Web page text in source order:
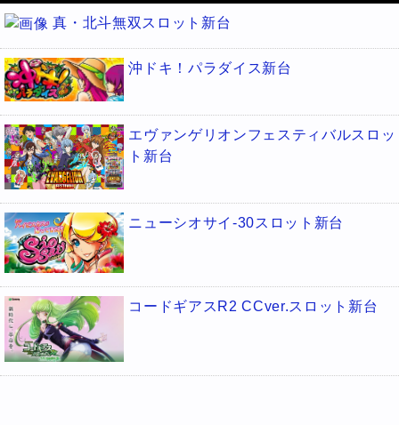
真・北斗無双スロット新台
沖ドキ！パラダイス新台
エヴァンゲリオンフェスティバルスロッ
ト新台
ニューシオサイ-30スロット新台
コードギアスR2 CCver.スロット新台